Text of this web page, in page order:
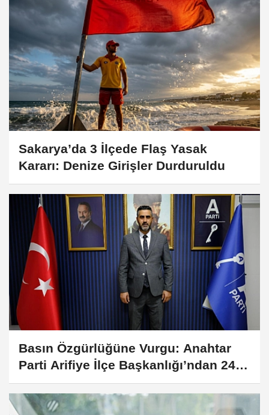
Sakarya’da 3 İlçede Flaş Yasak
Kararı: Denize Girişler Durduruldu
Basın Özgürlüğüne Vurgu: Anahtar
Parti Arifiye İlçe Başkanlığı’ndan 24
Temmuz Mesajı